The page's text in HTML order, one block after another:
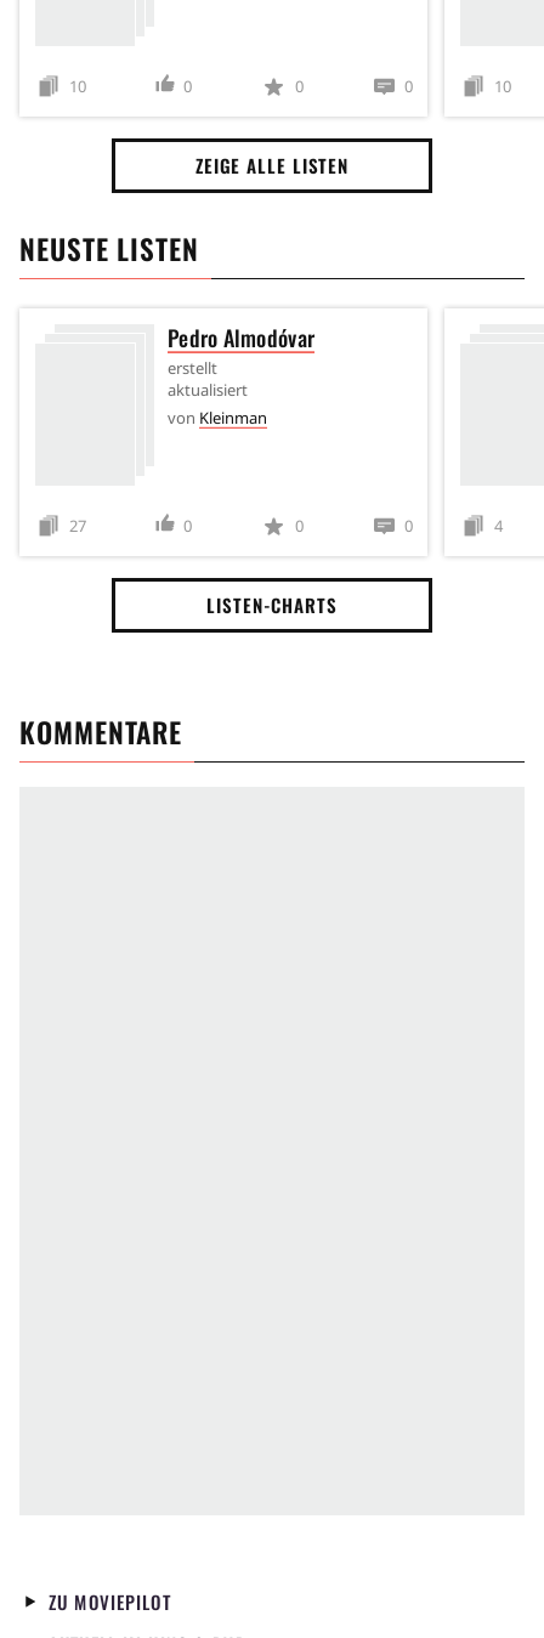
10 0 0 0 10
ZEIGE ALLE LISTEN
NEUSTE LISTEN
Pedro Almodóvar
erstellt
aktualisiert
von Kleinman
27 0 0 0 4
LISTEN-CHARTS
KOMMENTARE
ZU MOVIEPILOT